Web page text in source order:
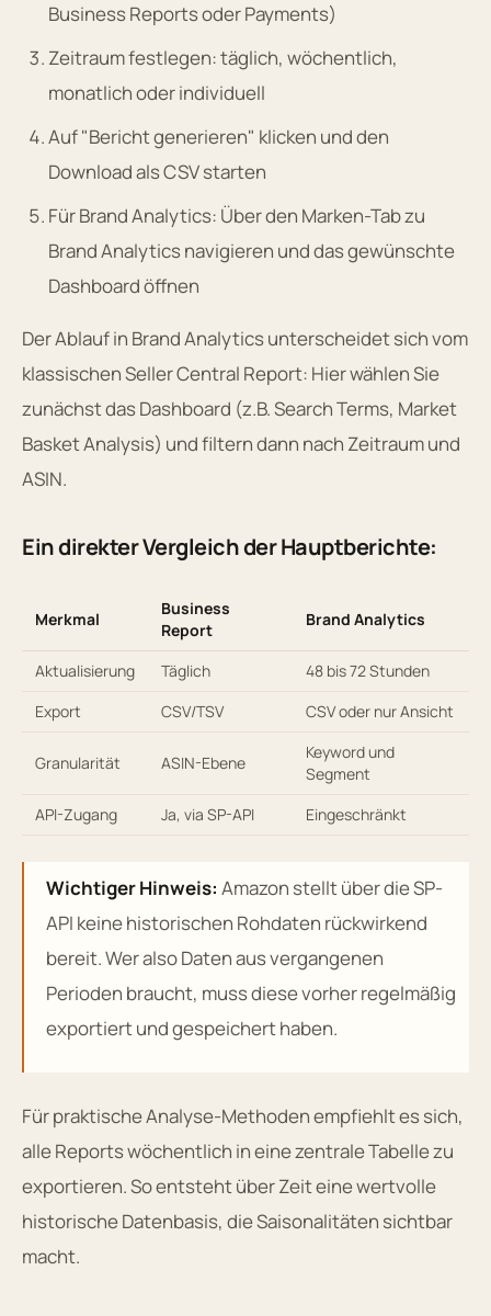
Business Reports oder Payments)
Zeitraum festlegen: täglich, wöchentlich,
monatlich oder individuell
Auf "Bericht generieren" klicken und den
Download als CSV starten
Für Brand Analytics: Über den Marken-Tab zu
Brand Analytics navigieren und das gewünschte
Dashboard öffnen
Der Ablauf in Brand Analytics unterscheidet sich vom
klassischen Seller Central Report: Hier wählen Sie
zunächst das Dashboard (z.B. Search Terms, Market
Basket Analysis) und filtern dann nach Zeitraum und
ASIN.
Ein direkter Vergleich der Hauptberichte:
Merkmal
Business
Report
Brand Analytics
Aktualisierung Täglich
48 bis 72 Stunden
Export
CSV/TSV CSV oder nur Ansicht
Granularität ASIN-Ebene
Keyword und
Segment
API-Zugang
Ja, via SP-API Eingeschränkt
Wichtiger Hinweis: Amazon stellt über die SP-
API keine historischen Rohdaten rückwirkend
bereit. Wer also Daten aus vergangenen
Perioden braucht, muss diese vorher regelmäßig
exportiert und gespeichert haben.
Für praktische Analyse-Methoden empfiehlt es sich,
alle Reports wöchentlich in eine zentrale Tabelle zu
exportieren. So entsteht über Zeit eine wertvolle
historische Datenbasis, die Saisonalitäten sichtbar
macht.